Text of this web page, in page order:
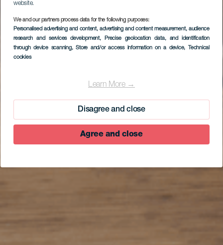
website.
We and our partners process data for the following purposes:
Personalised advertising and content, advertising and content measurement, audience
research and services development, Precise geolocation data, and identification
through device scanning, Store and/or access information on a device, Technical
cookies
Learn More →
Disagree and close
Agree and close
Tamaduste